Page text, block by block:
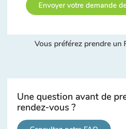
Envoyer votre demande
Vous préférez prendre un
Une question avant de
rendez-vous ?